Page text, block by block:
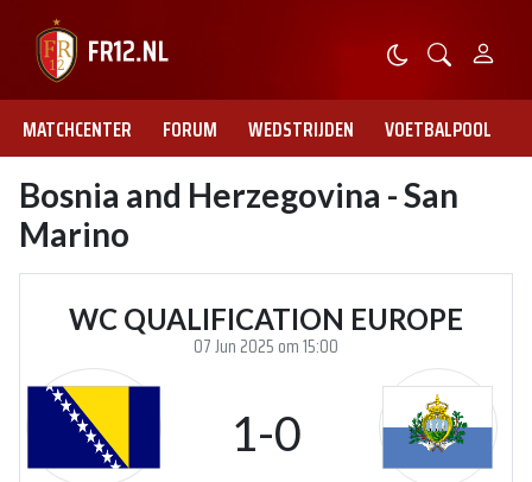
MATCHCENTER FORUM WEDSTRIJDEN VOETBALPOOL
Bosnia and Herzegovina - San
Marino
WC QUALIFICATION EUROPE
07 Jun 2025 om 15:00
1-0